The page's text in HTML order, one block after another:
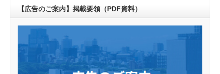
【広告のご案内】掲載要領（PDF資料）